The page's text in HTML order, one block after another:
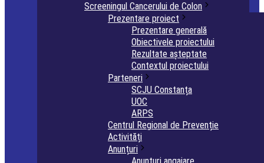
Screeningul Cancerului de Colon
Prezentare proiect
Prezentare generală
Obiectivele proiectului
Rezultate așteptate
Contextul proiectului
Parteneri
SCJU Constanța
UOC
ARPS
Centrul Regional de Prevenție
Activități
Anunțuri